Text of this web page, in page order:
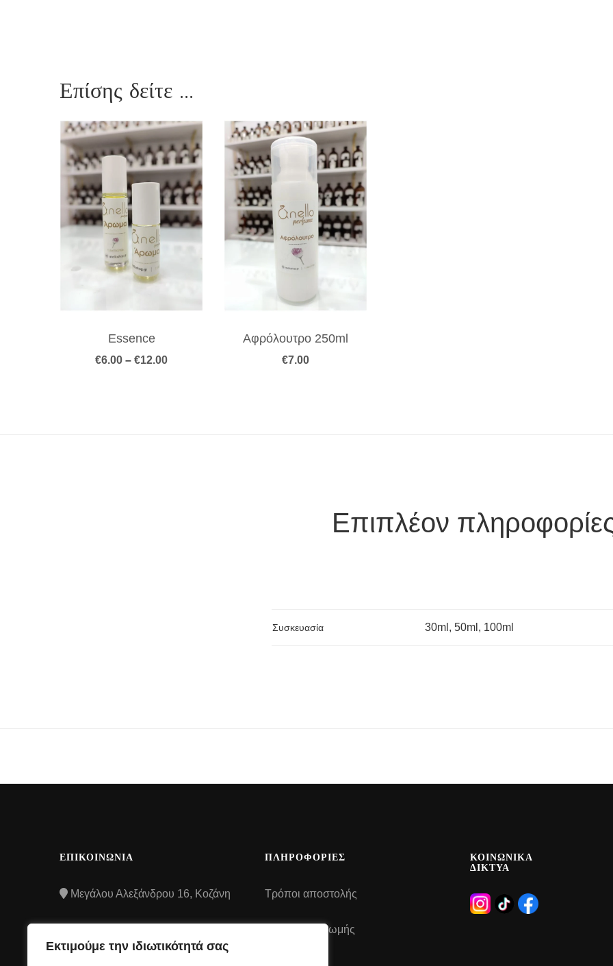
Εκτιμούμε την ιδιωτικότητά σας
Επίσης δείτε ...
Essence
€6.00 – €12.00Price
Αφρόλουτρο 250ml
€7.00
Επιπλέον
Συσκευασία 30ml, 50ml, 100ml
ΕΠΙΚΟΙΝΩΝΙΑ
Μεγάλου Αλεξάνδρου 16, Κοζάνη
ΠΛΗΡΟΦΟΡΙΕΣ
Τρόποι αποστολής
Τρόποι πληρωμής
ΚΟΙΝΩΝΙΚΑ
ΔΙΚΤΥΑ